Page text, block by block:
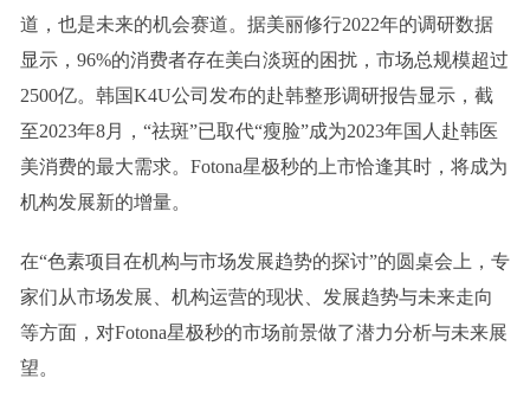
道，也是未来的机会赛道。据美丽修行2022年的调研数据
显示，96%的消费者存在美白淡斑的困扰，市场总规模超过
2500亿。韩国K4U公司发布的赴韩整形调研报告显示，截
至2023年8月，“祛斑”已取代“瘦脸”成为2023年国人赴韩医
美消费的最大需求。Fotona星极秒的上市恰逢其时，将成为
机构发展新的增量。
在“色素项目在机构与市场发展趋势的探讨”的圆桌会上，专
家们从市场发展、机构运营的现状、发展趋势与未来走向
等方面，对Fotona星极秒的市场前景做了潜力分析与未来展
望。